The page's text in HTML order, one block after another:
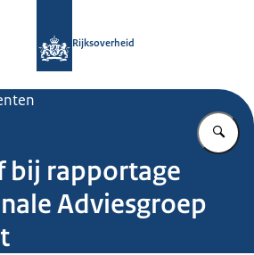
Rijksoverheid
bij rapportage
Adviesgroep